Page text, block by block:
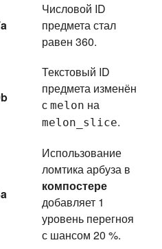
Числовой ID
предмета стал
равен 360.
Текстовый ID
предмета изменён
с melon на
melon_slice.
Использование
ломтика арбуза в
компостере
добавляет 1
уровень перегноя
с шансом 20 %.